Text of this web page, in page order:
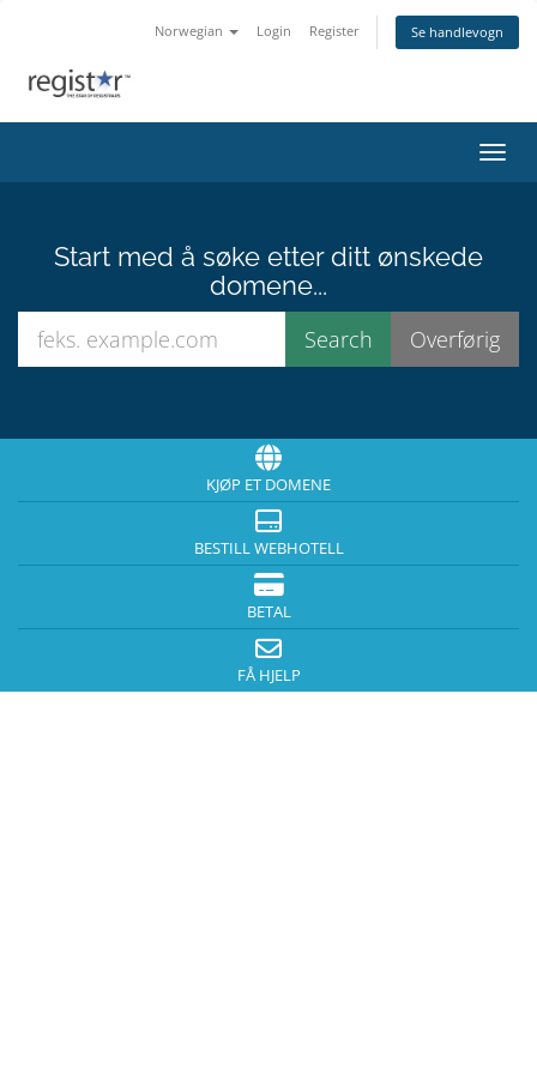
Norwegian Login Register Se handlevogn
Bytt
Start med å søke etter ditt ønskede
domene...
KJØP ET DOMENE
BESTILL WEBHOTELL
BETAL
FÅ HJELP